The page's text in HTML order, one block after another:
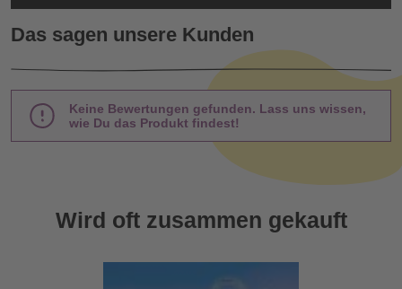
Das sagen unsere Kunden
Keine Bewertungen gefunden. Lass uns wissen,
wie Du das Produkt findest!
Wird oft zusammen gekauft